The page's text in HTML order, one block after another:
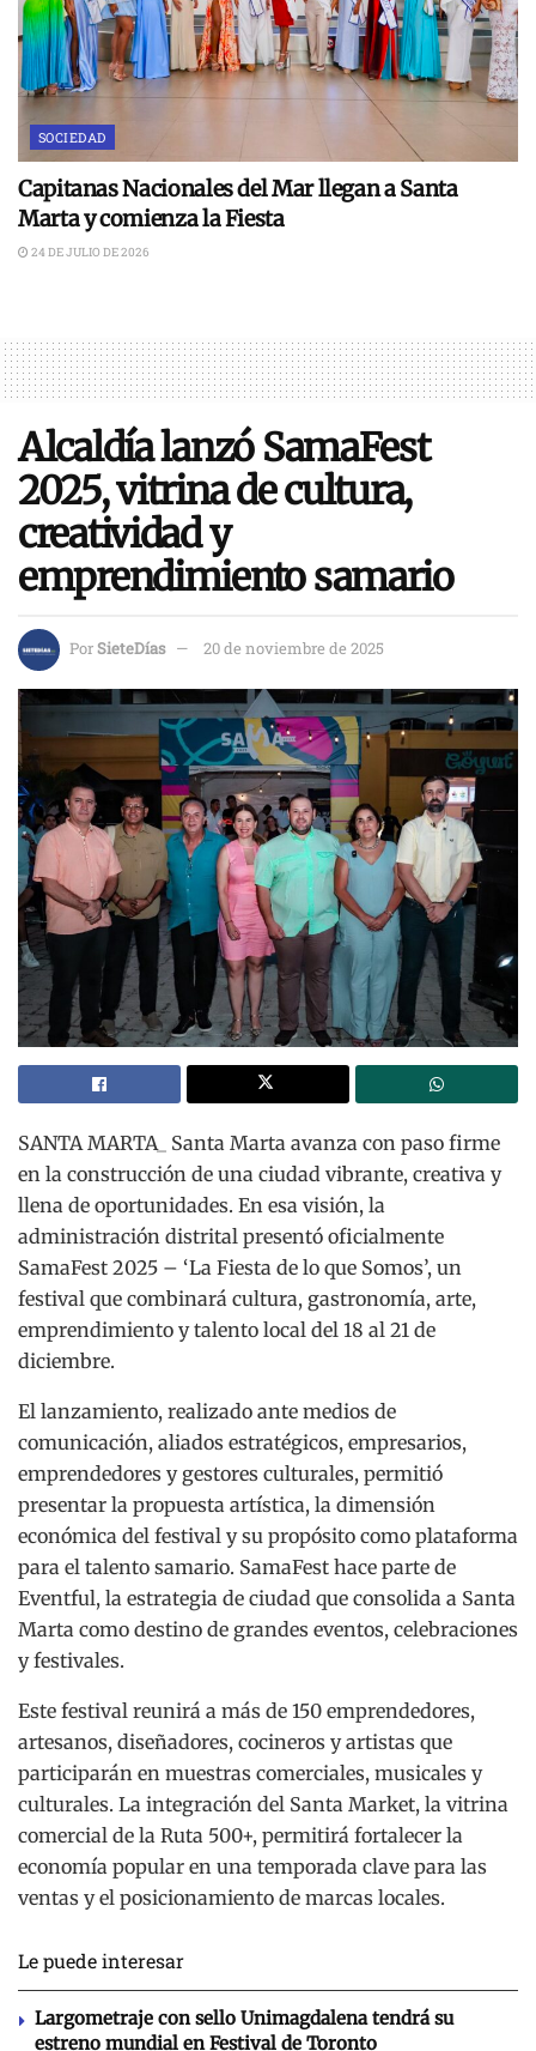
SOCIEDAD
Capitanas Nacionales del Mar llegan a Santa
Marta y comienza la Fiesta
24 DE JULIO DE 2026
Alcaldía lanzó SamaFest
2025, vitrina de cultura,
creatividad y
emprendimiento samario
PorSieteDías 20 de noviembre de 2025
SANTA MARTA_ Santa Marta avanza con paso firme
en la construcción de una ciudad vibrante, creativa y
llena de oportunidades. En esa visión, la
administración distrital presentó oficialmente
SamaFest 2025 – ‘La Fiesta de lo que Somos’, un
festival que combinará cultura, gastronomía, arte,
emprendimiento y talento local del 18 al 21 de
diciembre.
El lanzamiento, realizado ante medios de
comunicación, aliados estratégicos, empresarios,
emprendedores y gestores culturales, permitió
presentar la propuesta artística, la dimensión
económica del festival y su propósito como plataforma
para el talento samario. SamaFest hace parte de
Eventful, la estrategia de ciudad que consolida a Santa
Marta como destino de grandes eventos, celebraciones
y festivales.
Este festival reunirá a más de 150 emprendedores,
artesanos, diseñadores, cocineros y artistas que
participarán en muestras comerciales, musicales y
culturales. La integración del Santa Market, la vitrina
comercial de la Ruta 500+, permitirá fortalecer la
economía popular en una temporada clave para las
ventas y el posicionamiento de marcas locales.
Le puede interesar
Largometraje con sello Unimagdalena tendrá su
estreno mundial en Festival de Toronto